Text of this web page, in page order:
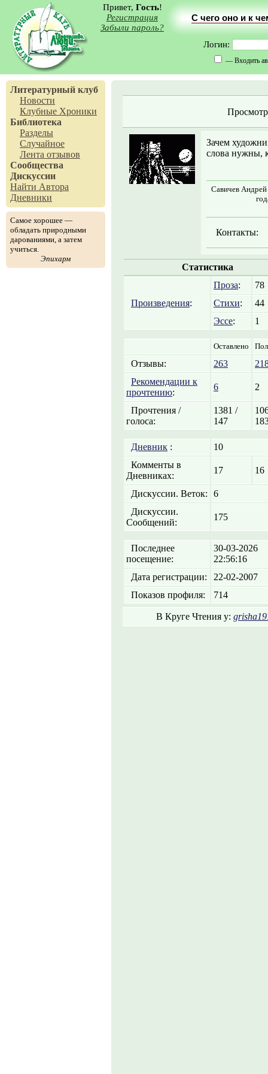
Привет, Гость!
Регистрация
Забыли пароль?
С чего оно и к
Логин:
— Входить
Литературный клуб
Новости
Клубные Хроники
Библиотека
Разделы
Случайное
Лента отзывов
Сообщества
Дискуссии
Найти Автора
Дневники
Самое хорошее —
обладать природными
дарованиями, а затем
учиться.
Эпихарм
Зачем
слова нужны,
Савичев
Контакты:
Статистика
Произведения:
Проза:
78
Стихи:
44
Эссе: 1
Оставлено
Отзывы: 263
Рекомендации к
прочтению:
6 2
Прочтения /
голоса:
1381 /
147
Дневник :
10
Комменты в
Дневниках:
17 16
Дискуссии. Веток:
6
Дискуссии.
Сообщений:
175
Последнее
посещение:
30-03-2026
22:56:16
Дата регистрации:
22-02-2007
Показов профиля:
714
В Круге Чтения у: